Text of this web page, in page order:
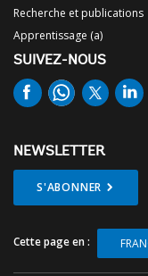
Recherche et publications
Apprentissage (a)
SUIVEZ-NOUS
NEWSLETTER
S'ABONNER
Cette page en :